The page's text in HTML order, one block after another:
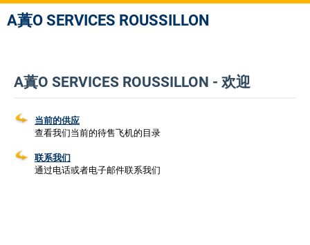
A蒖O SERVICES ROUSSILLON
A蒖O SERVICES ROUSSILLON - 欢迎
当前的供应
查看我们当前的待售飞机的目录
联系我们
通过电话或者电子邮件联系我们